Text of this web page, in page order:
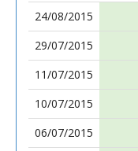
24/08/2015
29/07/2015
11/07/2015
10/07/2015
06/07/2015